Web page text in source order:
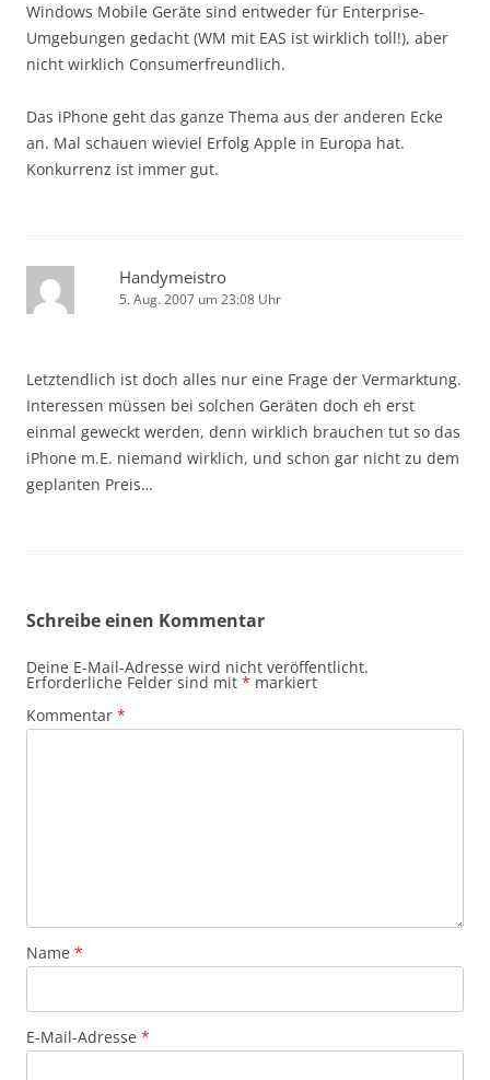
Windows Mobile Geräte sind entweder für Enterprise-
Umgebungen gedacht (WM mit EAS ist wirklich toll!), aber
nicht wirklich Consumerfreundlich.
Das iPhone geht das ganze Thema aus der anderen Ecke
an. Mal schauen wieviel Erfolg Apple in Europa hat.
Konkurrenz ist immer gut.
Handymeistro
5. Aug. 2007 um 23:08 Uhr
Letztendlich ist doch alles nur eine Frage der Vermarktung.
Interessen müssen bei solchen Geräten doch eh erst
einmal geweckt werden, denn wirklich brauchen tut so das
iPhone m.E. niemand wirklich, und schon gar nicht zu dem
geplanten Preis…
Schreibe einen Kommentar
Deine E-Mail-Adresse wird nicht veröffentlicht.
Erforderliche Felder sind mit * markiert
Kommentar *
Name *
E-Mail-Adresse *